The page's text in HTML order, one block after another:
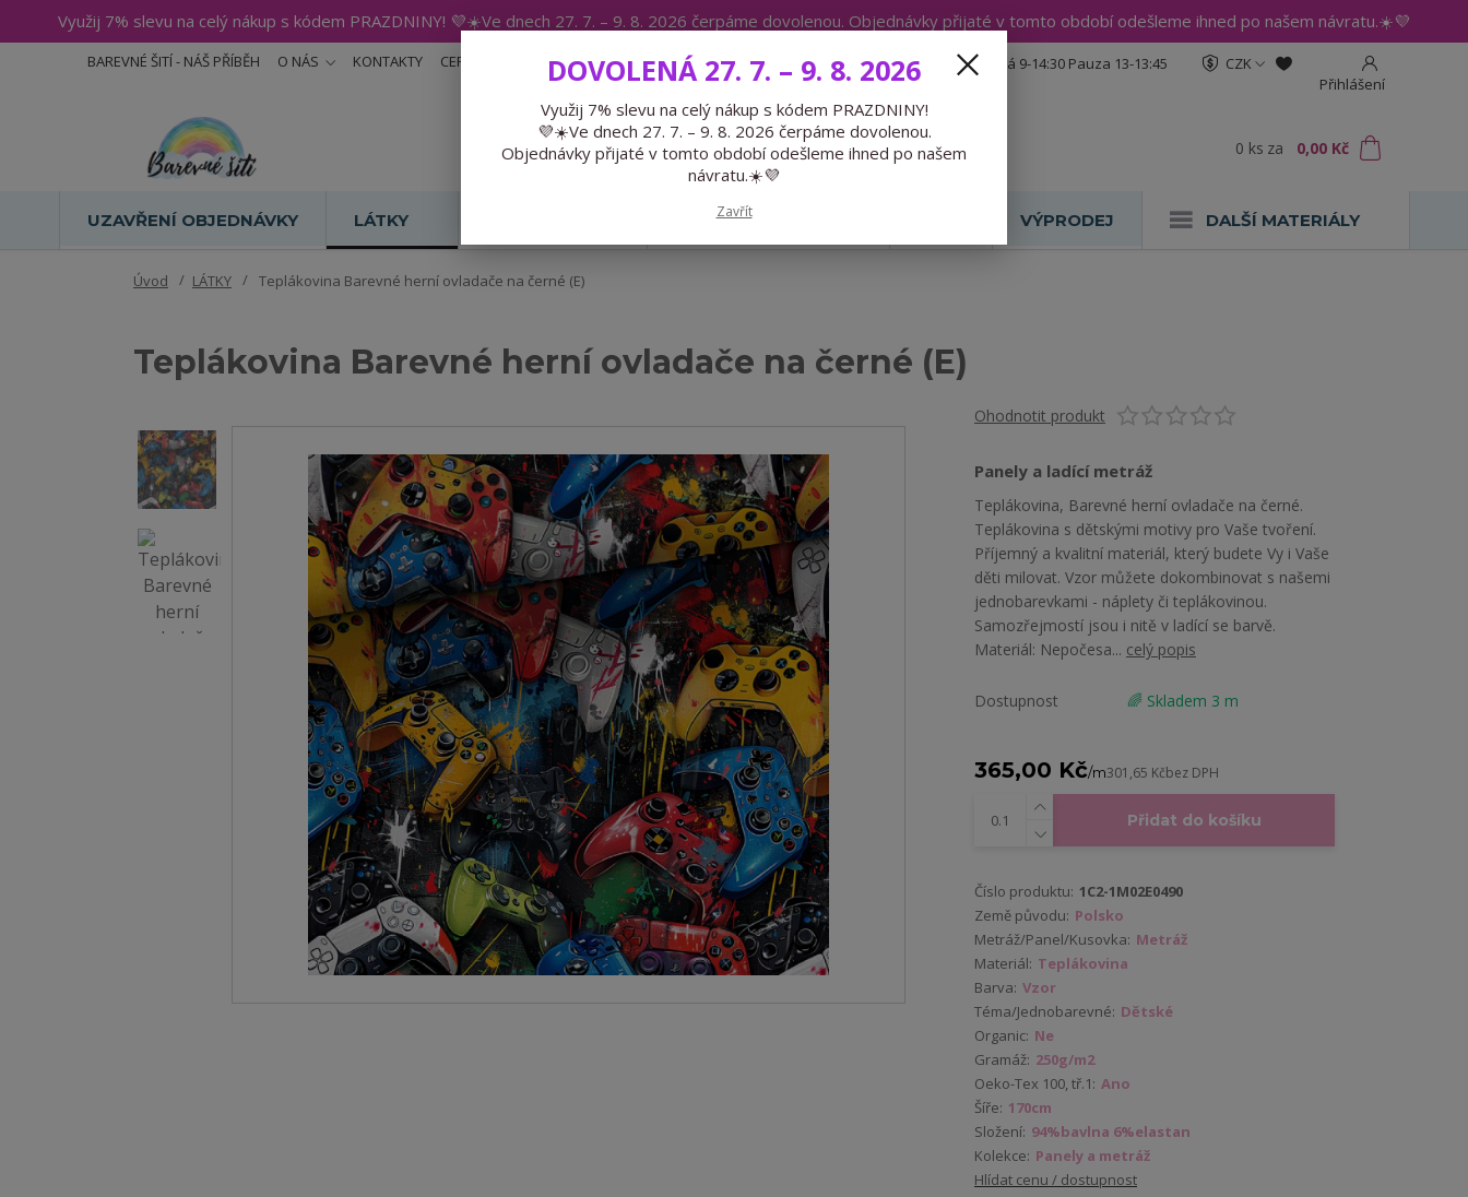
Využij 7% slevu na celý nákup s kódem PRAZDNINY! 💜☀️Ve dnech 27. 7. – 9. 8. 2026 čerpáme dovolenou. Objednávky přijaté v tomto období odešleme ihned po našem návratu.☀️💜
BAREVNÉ ŠITÍ - NÁŠ PŘÍBĚH O NÁS KONTAKTY CERTIFIKÁTY BLOG
CZK
Přihlášení
Hledat
Expedice 775 866 913 Po-Čt 9-15:30 Pá 9-14:30 Pauza 13-13:45
0 ks za 0,00 Kč
UZAVŘENÍ OBJEDNÁVKY LÁTKY PŘEDOBJEDNÁVKY VÝPRODEJ DALŠÍ MATERIÁLY
Úvod LÁTKY Teplákovina Barevné herní ovladače na černé (E)
Teplákovina Barevné herní ovladače na černé (E)
Ohodnotit produkt
Panely a ladící metráž
Teplákovina, Barevné herní ovladače na černé.
Teplákovina s dětskými motivy pro Vaše tvoření.
Příjemný a kvalitní materiál, který budete Vy i Vaše
děti milovat. Vzor můžete dokombinovat s našemi
jednobarevkami - náplety či teplákovinou.
Samozřejmostí jsou i nitě v ladící se barvě.
Materiál: Nepočesa... celý popis
Dostupnost 🌈 Skladem 3 m
365,00 Kč/m301,65 Kčbez DPH
Přidat do košíku
Číslo produktu: 1C2-1M02E0490
Země původu: Polsko
Metráž/Panel/Kusovka: Metráž
Materiál: Teplákovina
Barva: Vzor
Téma/Jednobarevné: Dětské
Organic: Ne
Gramáž: 250g/m2
Oeko-Tex 100, tř.1: Ano
Šíře: 170cm
Složení: 94%bavlna 6%elastan
Kolekce: Panely a metráž
Hlídat cenu / dostupnost
DOVOLENÁ 27. 7. – 9. 8. 2026
Využij 7% slevu na celý nákup s kódem PRAZDNINY!
💜☀️Ve dnech 27. 7. – 9. 8. 2026 čerpáme dovolenou.
Objednávky přijaté v tomto období odešleme ihned po našem
návratu.☀️💜
Zavřít